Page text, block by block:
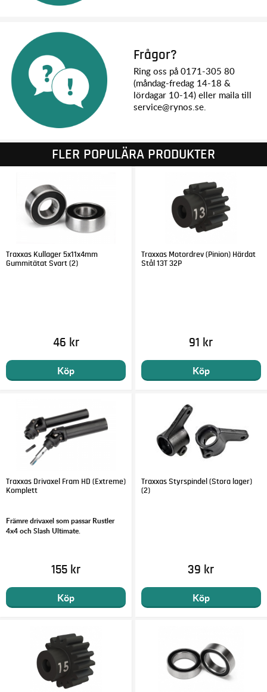
Frågor?
Ring oss på 0171-305 80
(måndag-fredag 14-18 &
lördagar 10-14) eller maila till
service@rynos.se.
FLER POPULÄRA PRODUKTER
Traxxas Kullager 5x11x4mm
Gummitätat Svart (2)
46 kr
Köp
Traxxas Motordrev (Pinion) Härdat
Stål 13T 32P
91 kr
Köp
Traxxas Drivaxel Fram HD (Extreme)
Komplett
Främre drivaxel som passar Rustler
4x4 och Slash Ultimate.
155 kr
Köp
Traxxas Styrspindel (Stora lager)
(2)
39 kr
Köp